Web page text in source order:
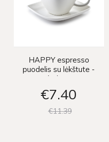
HAPPY espresso
puodelis su lėkštute -
baltas
€7 40
€1139